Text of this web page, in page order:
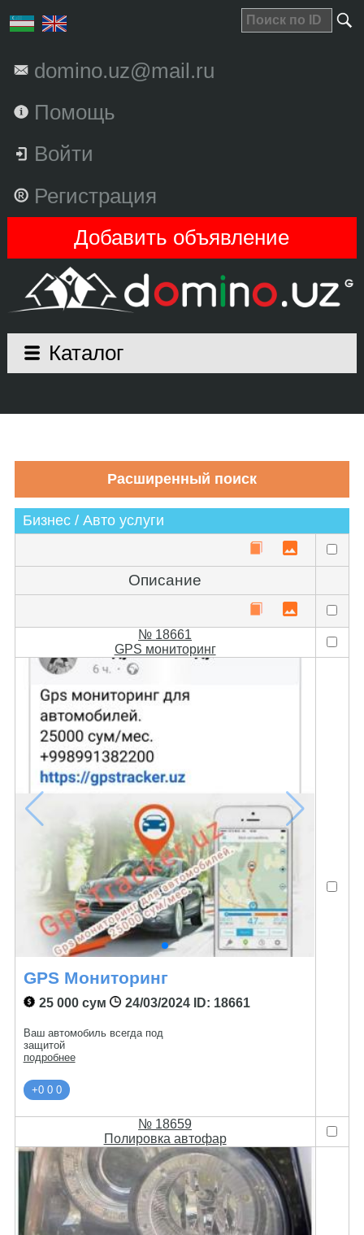
domino.uz@mail.ru
Помощь
Войти
Регистрация
Добавить объявление
Каталог
Бизнес / Авто услуги
Описание
№ 18661
GPS мониторинг
GPS Мониторинг
25 000 сум 24/03/2024ID: 18661
Ваш автомобиль всегда под
защитой
подробнее
+0 0 0
№ 18659
Полировка автофар